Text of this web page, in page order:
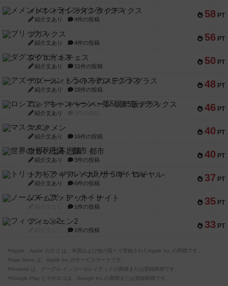
58 PT
メメントオンラインタクティクス
紹介文あり 4件の投稿
56 PT
ブリックス
紹介文あり 4件の投稿
50 PT
ダグエイトチェス
紹介文あり 11件の投稿
48 PT
アズール：シントラのステンドグラス
紹介文あり 18件の投稿
46 PT
ロシアン・キャンペーン：第5版デラックス
紹介文あり
40 PT
マスクメン
紹介文あり 16件の投稿
40 PT
世界の七不思議：都市
紹介文あり 3件の投稿
37 PT
トリックギア - ペルソナ5 ザ・ロイヤル-
紹介文あり 6件の投稿
35 PT
ノームズ・アット・ナイト
1件の投稿
33 PT
フィッシェン2
1件の投稿
※Apple、Apple のロゴ は、米国および他の国々で登録されたApple Inc.の商標です。
※App Store は、Apple Inc.のサービスマークです。
※Android は、グーグル インコーポレイテッドの商標または登録商標です。
※Google Play とそのロゴは、Google Inc.の商標または登録商標です。